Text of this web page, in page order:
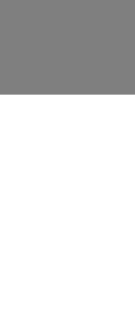
実装をサポートしま